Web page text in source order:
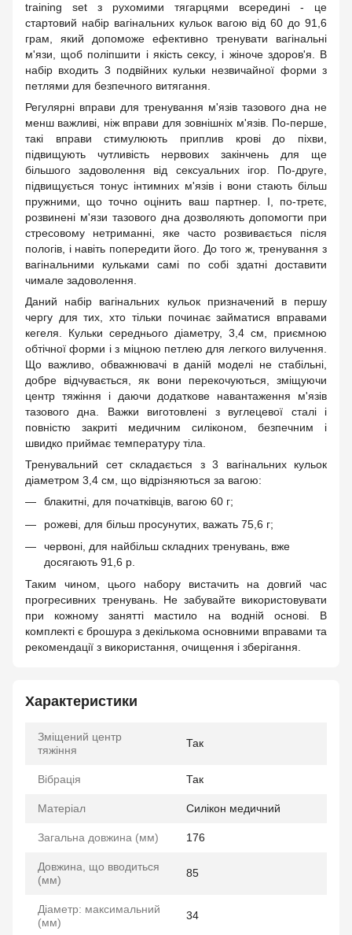
training set з рухомими тягарцями всередині - це
стартовий набір вагінальних кульок вагою від 60 до 91,6
грам, який допоможе ефективно тренувати вагінальні
м'язи, щоб поліпшити і якість сексу, і жіноче здоров'я. В
набір входить 3 подвійних кульки незвичайної форми з
петлями для безпечного витягання.
Регулярні вправи для тренування м'язів тазового дна не
менш важливі, ніж вправи для зовнішніх м'язів. По-перше,
такі вправи стимулюють приплив крові до піхви,
підвищують чутливість нервових закінчень для ще
більшого задоволення від сексуальних ігор. По-друге,
підвищується тонус інтимних м'язів і вони стають більш
пружними, що точно оцінить ваш партнер. І, по-третє,
розвинені м'язи тазового дна дозволяють допомогти при
стресовому нетриманні, яке часто розвивається після
пологів, і навіть попередити його. До того ж, тренування з
вагінальними кульками самі по собі здатні доставити
чимале задоволення.
Даний набір вагінальних кульок призначений в першу
чергу для тих, хто тільки починає займатися вправами
кегеля. Кульки середнього діаметру, 3,4 см, приємною
обтічної форми і з міцною петлею для легкого вилучення.
Що важливо, обважнювачі в даній моделі не стабільні,
добре відчувається, як вони перекочуються, зміщуючи
центр тяжіння і даючи додаткове навантаження м'язів
тазового дна. Важки виготовлені з вуглецевої сталі і
повністю закриті медичним силіконом, безпечним і
швидко приймає температуру тіла.
Тренувальний сет складається з 3 вагінальних кульок
діаметром 3,4 см, що відрізняються за вагою:
блакитні, для початківців, вагою 60 г;
рожеві, для більш просунутих, важать 75,6 г;
червоні, для найбільш складних тренувань, вже
досягають 91,6 р.
Таким чином, цього набору вистачить на довгий час
прогресивних тренувань. Не забувайте використовувати
при кожному занятті мастило на водній основі. В
комплекті є брошура з декількома основними вправами та
рекомендації з використання, очищення і зберігання.
Характеристики
Зміщений центр
тяжіння
Так
Вібрація Так
Матеріал Силікон медичний
Загальна довжина (мм) 176
Довжина, що вводиться
(мм)
85
Діаметр: максимальний
(мм)
34